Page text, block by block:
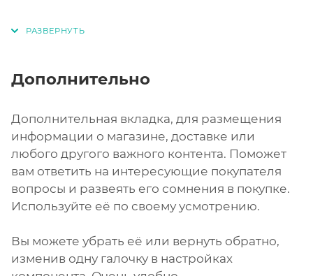
Дополнительно
Дополнительная вкладка, для размещения
информации о магазине, доставке или
любого другого важного контента. Поможет
вам ответить на интересующие покупателя
вопросы и развеять его сомнения в покупке.
Используйте её по своему усмотрению.
Вы можете убрать её или вернуть обратно,
изменив одну галочку в настройках